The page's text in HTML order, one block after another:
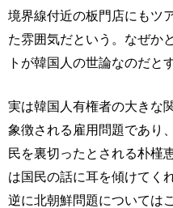
境界線付近の板門店にもツ
た雰囲気だという。なぜか
トが韓国人の世論なのだと
実は韓国人有権者の大きな
象徴される雇用問題であり
民を裏切ったとされる朴槿
は国民の話に耳を傾けてく
逆に北朝鮮問題については